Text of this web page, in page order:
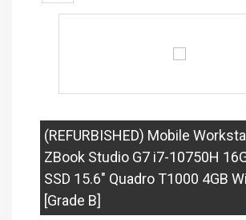
(REFURBISHED) Mobile
ZBook Studio G7 i7-10750H
SSD 15.6" Quadro T1000 4GB
[Grade B]